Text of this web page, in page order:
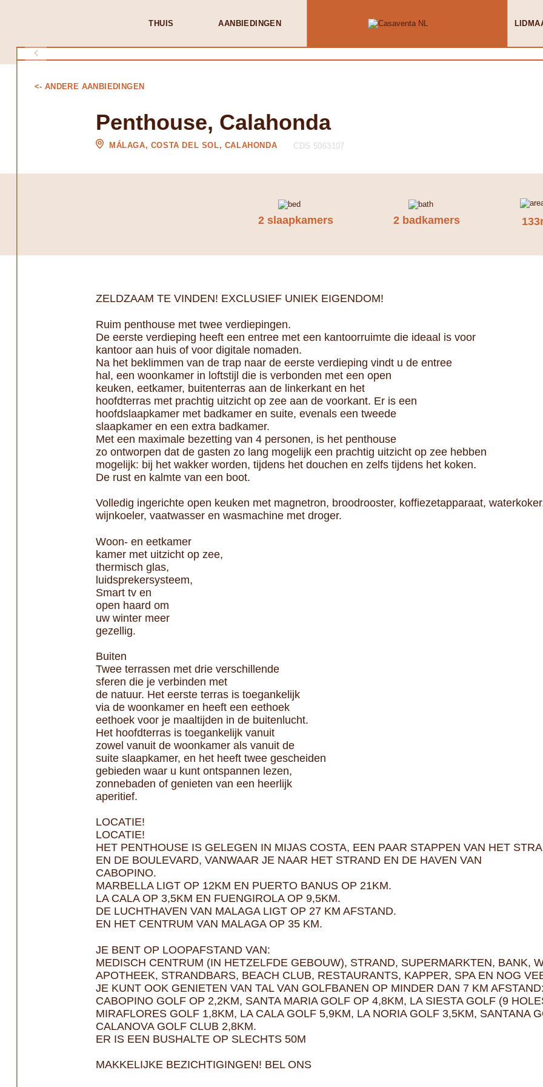
THUIS AANBIEDINGEN
<- ANDERE AANBIEDINGEN
Penthouse, Calahonda
MÁLAGA, COSTA DEL SOL, CALAHONDA CDS 5063107
2 slaapkamers 2 badkamers
ZELDZAAM TE VINDEN! EXCLUSIEF UNIEK EIGENDOM!
Ruim penthouse met twee verdiepingen.
De eerste verdieping heeft een entree met een kantoorruimte die ideaal is voor
kantoor aan huis of voor digitale nomaden.
Na het beklimmen van de trap naar de eerste verdieping vindt u de entree
hal, een woonkamer in loftstijl die is verbonden met een open
keuken, eetkamer, buitenterras aan de linkerkant en het
hoofdterras met prachtig uitzicht op zee aan de voorkant. Er is een
hoofdslaapkamer met badkamer en suite, evenals een tweede
slaapkamer en een extra badkamer.
Met een maximale bezetting van 4 personen, is het penthouse
zo ontworpen dat de gasten zo lang mogelijk een prachtig uitzicht op zee hebben
mogelijk: bij het wakker worden, tijdens het douchen en zelfs tijdens het koken.
De rust en kalmte van een boot.
Volledig ingerichte open keuken met magnetron, broodrooster, koffiezetapparaat,
wijnkoeler, vaatwasser en wasmachine met droger.
Woon- en eetkamer
kamer met uitzicht op zee,
thermisch glas,
luidsprekersysteem,
Smart tv en
open haard om
uw winter meer
gezellig.
Buiten
Twee terrassen met drie verschillende
sferen die je verbinden met
de natuur. Het eerste terras is toegankelijk
via de woonkamer en heeft een eethoek
eethoek voor je maaltijden in de buitenlucht.
Het hoofdterras is toegankelijk vanuit
zowel vanuit de woonkamer als vanuit de
suite slaapkamer, en het heeft twee gescheiden
gebieden waar u kunt ontspannen lezen,
zonnebaden of genieten van een heerlijk
aperitief.
LOCATIE!
LOCATIE!
HET PENTHOUSE IS GELEGEN IN MIJAS COSTA, EEN PAAR STAPPEN VAN HET
EN DE BOULEVARD, VANWAAR JE NAAR HET STRAND EN DE HAVEN VAN
CABOPINO.
MARBELLA LIGT OP 12KM EN PUERTO BANUS OP 21KM.
LA CALA OP 3,5KM EN FUENGIROLA OP 9,5KM.
DE LUCHTHAVEN VAN MALAGA LIGT OP 27 KM AFSTAND.
EN HET CENTRUM VAN MALAGA OP 35 KM.
JE BENT OP LOOPAFSTAND VAN:
MEDISCH CENTRUM (IN HETZELFDE GEBOUW), STRAND, SUPERMARKTEN, BANK,
APOTHEEK, STRANDBARS, BEACH CLUB, RESTAURANTS, KAPPER, SPA EN NOG
JE KUNT OOK GENIETEN VAN TAL VAN GOLFBANEN OP MINDER DAN 7 KM
CABOPINO GOLF OP 2,2KM, SANTA MARIA GOLF OP 4,8KM, LA SIESTA GOLF (9
MIRAFLORES GOLF 1,8KM, LA CALA GOLF 5,9KM, LA NORIA GOLF 3,5KM, SANTANA
CALANOVA GOLF CLUB 2,8KM.
ER IS EEN BUSHALTE OP SLECHTS 50M
MAKKELIJKE BEZICHTIGINGEN! BEL ONS